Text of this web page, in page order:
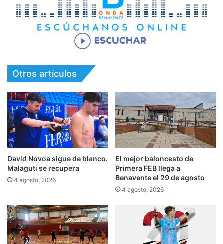
Otros artículos
David Novoa sigue de blanco.
Malaguti se recupera
4 agosto, 2026
El mejor baloncesto de
Primera FEB llega a
Benavente el 29 de agosto
4 agosto, 2026